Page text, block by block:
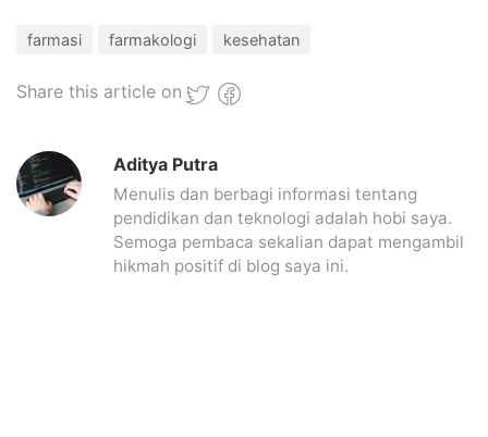
farmasi farmakologi kesehatan
Share this article on
Aditya Putra
Menulis dan berbagi informasi tentang
pendidikan dan teknologi adalah hobi saya.
Semoga pembaca sekalian dapat mengambil
hikmah positif di blog saya ini.